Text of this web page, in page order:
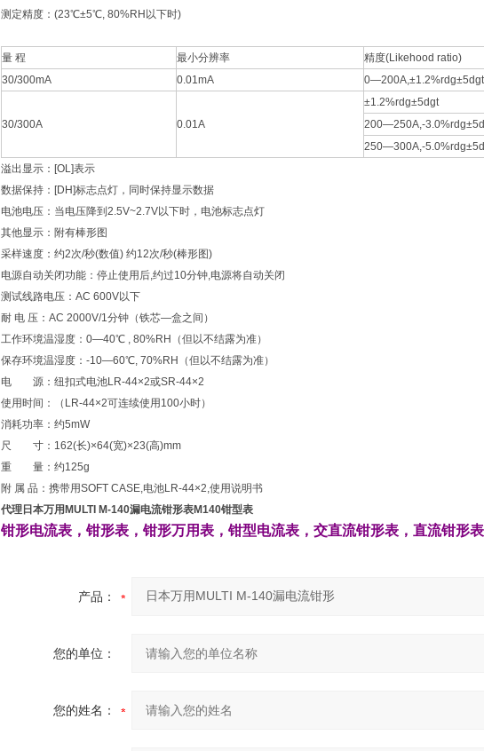
测定精度：(23℃±5℃, 80%RH以下时)
量 程 最小分辨率
精度(Likehood ratio)
30/300mA
0.01mA 0—200A,±1.2%rdg±5dgt
30/300A 0.01A
±1.2%rdg±5dgt
200—250A,-
250—300A,-
溢出显示：[OL]表示
数据保持：[DH]标志点灯，同时保持显示数据
电池电压：当电压降到2.5V~2.7V以下时，电池标志点灯
其他显示：附有棒形图
采样速度：约2次/秒(数值) 约12次/秒(棒形图)
电源自动关闭功能：停止使用后,约过10分钟,电源将自动关闭
测试线路电压：AC 600V以下
耐 电 压：AC 2000V/1分钟（铁芯—盒之间）
工作环境温湿度：0—40℃ , 80%RH（但以不结露为准）
保存环境温湿度：-10—60℃, 70%RH（但以不结露为准）
电 源：纽扣式电池LR-44×2或SR-44×2
使用时间：（LR-44×2可连续使用100小时）
消耗功率：约5mW
尺 寸：162(长)×64(宽)×23(高)mm
重 量：约125g
附 属 品：携带用SOFT CASE,电池LR-44×2,使用说明书
代理日本万用MULTI M-140漏电流钳形表M140钳型表
钳形电流表 ， 钳形表 ， 钳形万用表 ， 钳型电流表 ， 交直流钳形表 ， 直流钳形表
产品：
您的单位：
您的姓名：